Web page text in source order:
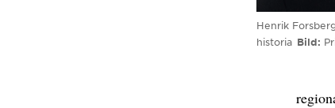
Henrik
historia Bild